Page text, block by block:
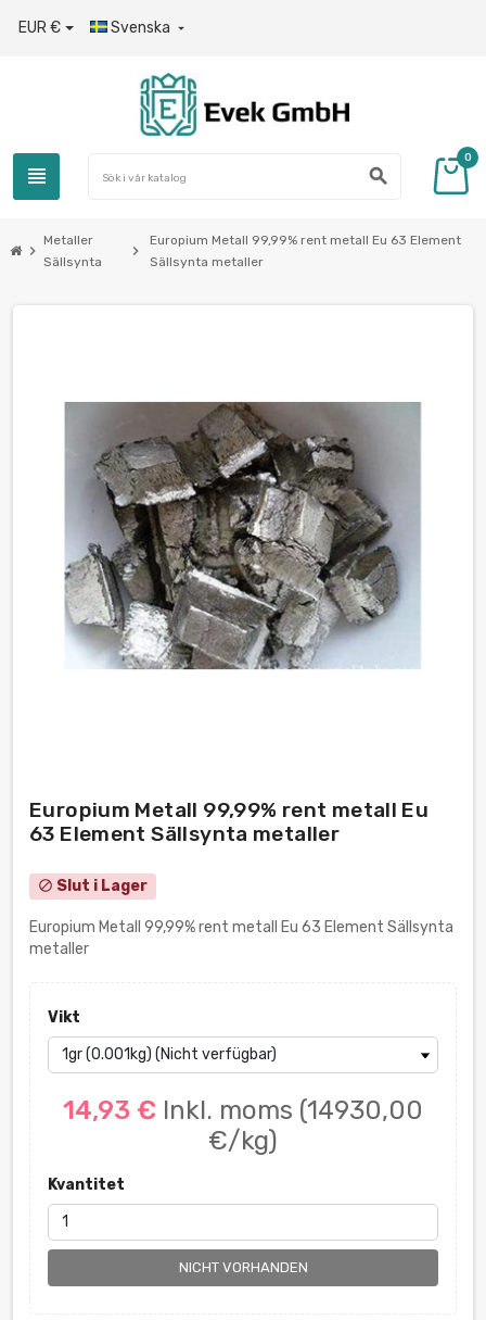
EUR € Svenska 
view_headline search
0
chevron_right
Metaller
Sällsynta
chevron_right
Europium Metall 99,99% rent metall Eu 63 Element
Sällsynta metaller
Europium Metall 99,99% rent metall Eu
63 Element Sällsynta metaller
block Slut i Lager
Europium Metall 99,99% rent metall Eu 63 Element Sällsynta
metaller
Vikt
14,93 € Inkl. moms (14930,00
€/kg)
Kvantitet
NICHT VORHANDEN